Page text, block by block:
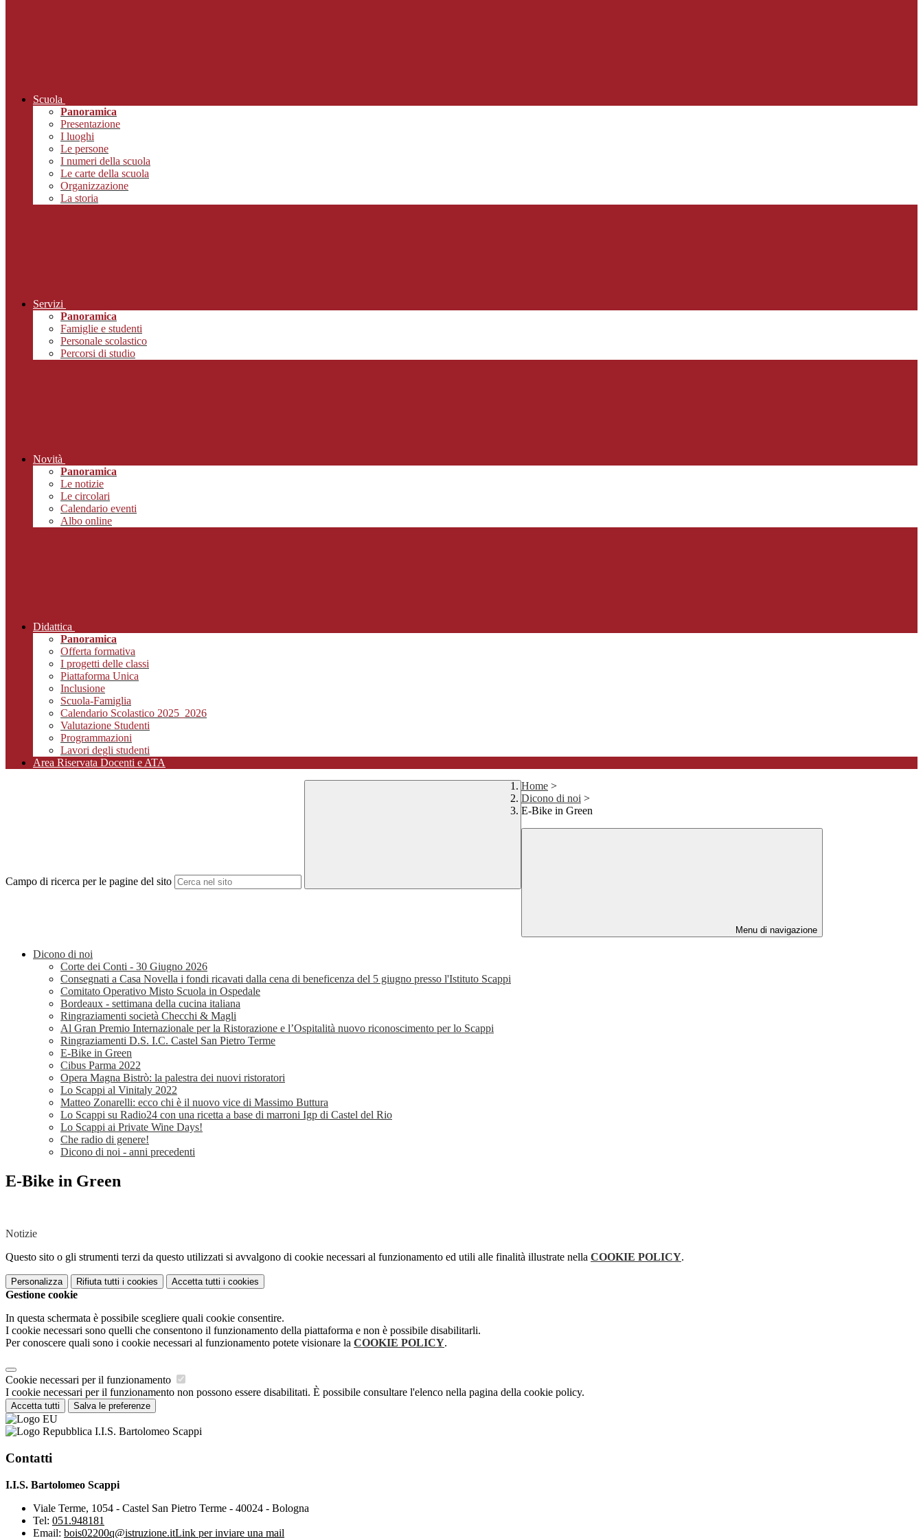
Scuola
Panoramica
Presentazione
I luoghi
Le persone
I numeri della scuola
Le carte della scuola
Organizzazione
La storia
Servizi
Panoramica
Famiglie e studenti
Personale scolastico
Percorsi di studio
Novità
Panoramica
Le notizie
Le circolari
Calendario eventi
Albo online
Didattica
Panoramica
Offerta formativa
I progetti delle classi
Piattaforma Unica
Inclusione
Scuola-Famiglia
Calendario Scolastico 2025_2026
Valutazione Studenti
Programmazioni
Lavori degli studenti
Area Riservata Docenti e ATA
Campo di ricerca per le pagine del sito
Home >
Dicono di noi >
E-Bike in Green
Menu di navigazione
Dicono di noi
Corte dei Conti - 30 Giugno 2026
Consegnati a Casa Novella i fondi ricavati dalla cena di beneficenza del 5 giugno presso l'Istituto Scappi
Comitato Operativo Misto Scuola in Ospedale
Bordeaux - settimana della cucina italiana
Ringraziamenti società Checchi & Magli
Al Gran Premio Internazionale per la Ristorazione e l’Ospitalità nuovo riconoscimento per lo Scappi
Ringraziamenti D.S. I.C. Castel San Pietro Terme
E-Bike in Green
Cibus Parma 2022
Opera Magna Bistrò: la palestra dei nuovi ristoratori
Lo Scappi al Vinitaly 2022
Matteo Zonarelli: ecco chi è il nuovo vice di Massimo Buttura
Lo Scappi su Radio24 con una ricetta a base di marroni Igp di Castel del Rio
Lo Scappi ai Private Wine Days!
Che radio di genere!
Dicono di noi - anni precedenti
E-Bike in Green
Notizie
Questo sito o gli strumenti terzi da questo utilizzati si avvalgono di cookie necessari al funzionamento ed utili alle finalità illustrate nella COOKIE POLICY.
Personalizza Rifiuta tutti i cookies Accetta tutti i cookies
Gestione cookie
In questa schermata è possibile scegliere quali cookie consentire.
I cookie necessari sono quelli che consentono il funzionamento della piattaforma e non è possibile disabilitarli.
Per conoscere quali sono i cookie necessari al funzionamento potete visionare la COOKIE POLICY.
Cookie necessari per il funzionamento
I cookie necessari per il funzionamento non possono essere disabilitati. È possibile consultare l'elenco nella pagina della cookie policy.
Accetta tutti Salva le preferenze
I.I.S. Bartolomeo Scappi
Contatti
I.I.S. Bartolomeo Scappi
Viale Terme, 1054 - Castel San Pietro Terme - 40024 - Bologna
Tel: 051.948181
Email: bois02200q@istruzione.itLink per inviare una mail